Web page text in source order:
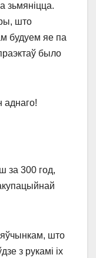
зьмяніцца.
што
будуем яе па
было
аднаго!
за 300 год,
што
з рукамі іх